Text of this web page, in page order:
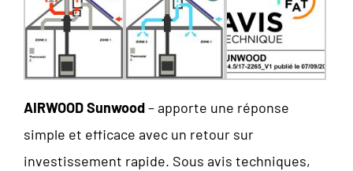
AIRWOODSunwood– apporte une réponse
simple et efficace avec un retour sur
investissement rapide. Sous avis techniques,